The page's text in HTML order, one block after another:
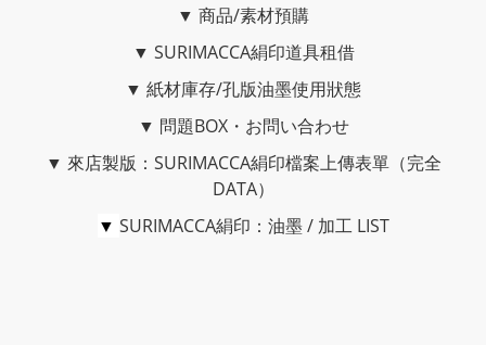
▼ 商品/素材預購
▼ SURIMACCA絹印道具租借
▼ 紙材庫存/孔版油墨使用狀態
▼ 問題BOX・お問い合わせ
▼ 來店製版：SURIMACCA絹印檔案上傳表單（完全
DATA）
▼ SURIMACCA絹印：油墨 / 加工 LIST